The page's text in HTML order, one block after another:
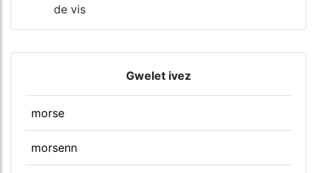
de vis
Gwelet ivez
morse
morsenn